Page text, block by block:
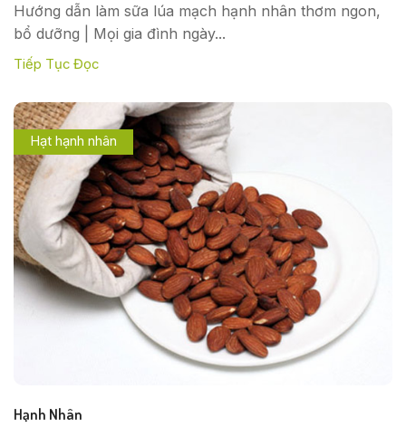
Hướng dẫn làm sữa lúa mạch hạnh nhân thơm ngon,
bổ dưỡng | Mọi gia đình ngày...
Tiếp Tục Đọc
Hạt hạnh nhân
Hạnh Nhân